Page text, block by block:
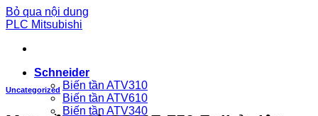
Bỏ qua nội dung
PLC Mitsubishi
Schneider
Biến tần ATV310
Biến tần ATV610
Biến tần ATV340
Uncategorized